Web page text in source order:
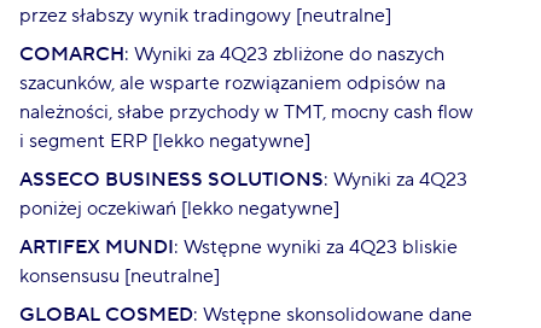
przez słabszy wynik tradingowy [neutralne]
COMARCH: Wyniki za 4Q23 zbliżone do naszych
szacunków, ale wsparte rozwiązaniem odpisów na
należności, słabe przychody w TMT, mocny cash flow
i segment ERP [lekko negatywne]
ASSECO BUSINESS SOLUTIONS: Wyniki za 4Q23
poniżej oczekiwań [lekko negatywne]
ARTIFEX MUNDI: Wstępne wyniki za 4Q23 bliskie
konsensusu [neutralne]
GLOBAL COSMED: Wstępne skonsolidowane dane